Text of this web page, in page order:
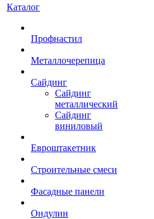
Каталог
Профнастил
Металлочерепица
Сайдинг
Сайдинг
металлический
Сайдинг
виниловый
Евроштакетник
Строительные смеси
Фасадные панели
Ондулин